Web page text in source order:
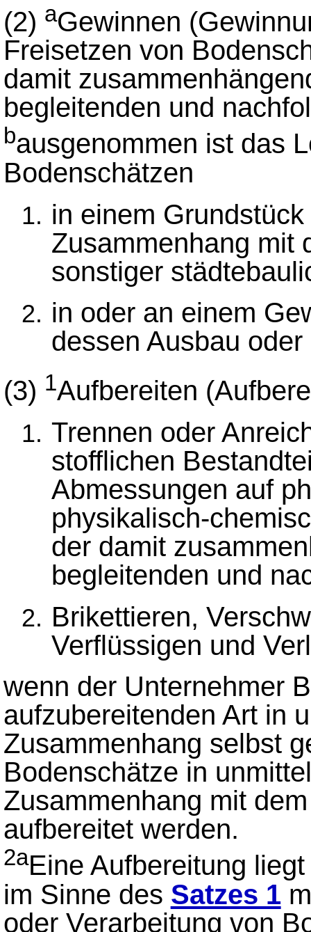
(2) aGewinnen
Freisetzen von
damit
begleitenden und
bausgenommen ist das
Bodenschätzen
in einem
Zusammenhang mit
sonstiger
in oder an einem
dessen Ausbau
(3) 1Aufbereiten
Trennen oder
stofflichen
Abmessungen auf
physikalisch-
der damit
begleitenden und
Brikettieren,
Verflüssigen und
wenn der Unternehmer
aufzubereitenden Art in
Zusammenhang selbst
Bodenschätze in
Zusammenhang mit
aufbereitet werden.
2aEine Aufbereitung
im Sinne des Satzes 1
oder Verarbeitung von